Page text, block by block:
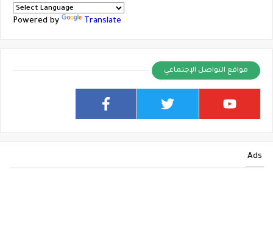
Powered by Translate
مواقع التواصل الإجتماعي
Ads